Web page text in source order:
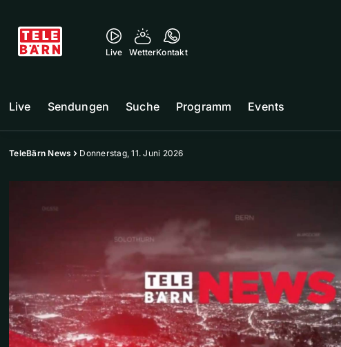
Live WetterKontakt
Live Sendungen Suche Programm Events
TeleBärn News Donnerstag, 11. Juni 2026